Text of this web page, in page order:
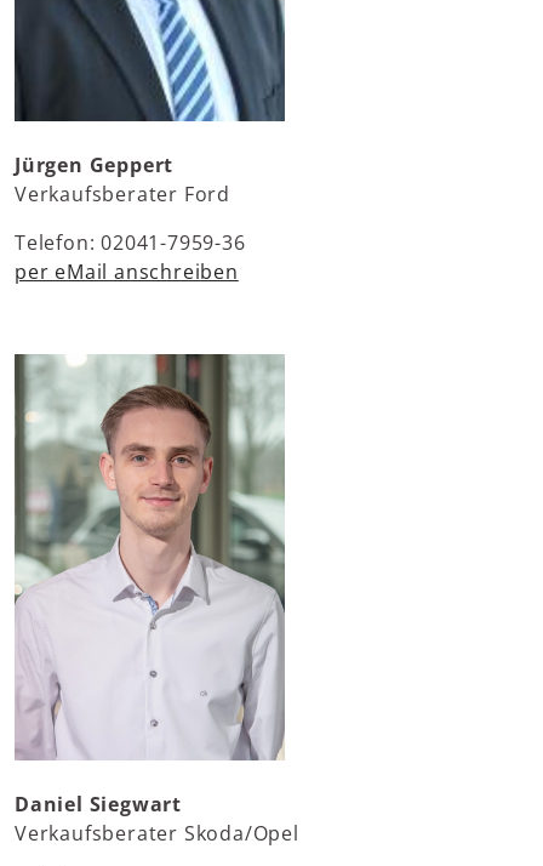
Jürgen Geppert
Verkaufsberater Ford
Telefon: 02041-7959-36
per eMail anschreiben
Daniel Siegwart
Verkaufsberater Skoda/Opel